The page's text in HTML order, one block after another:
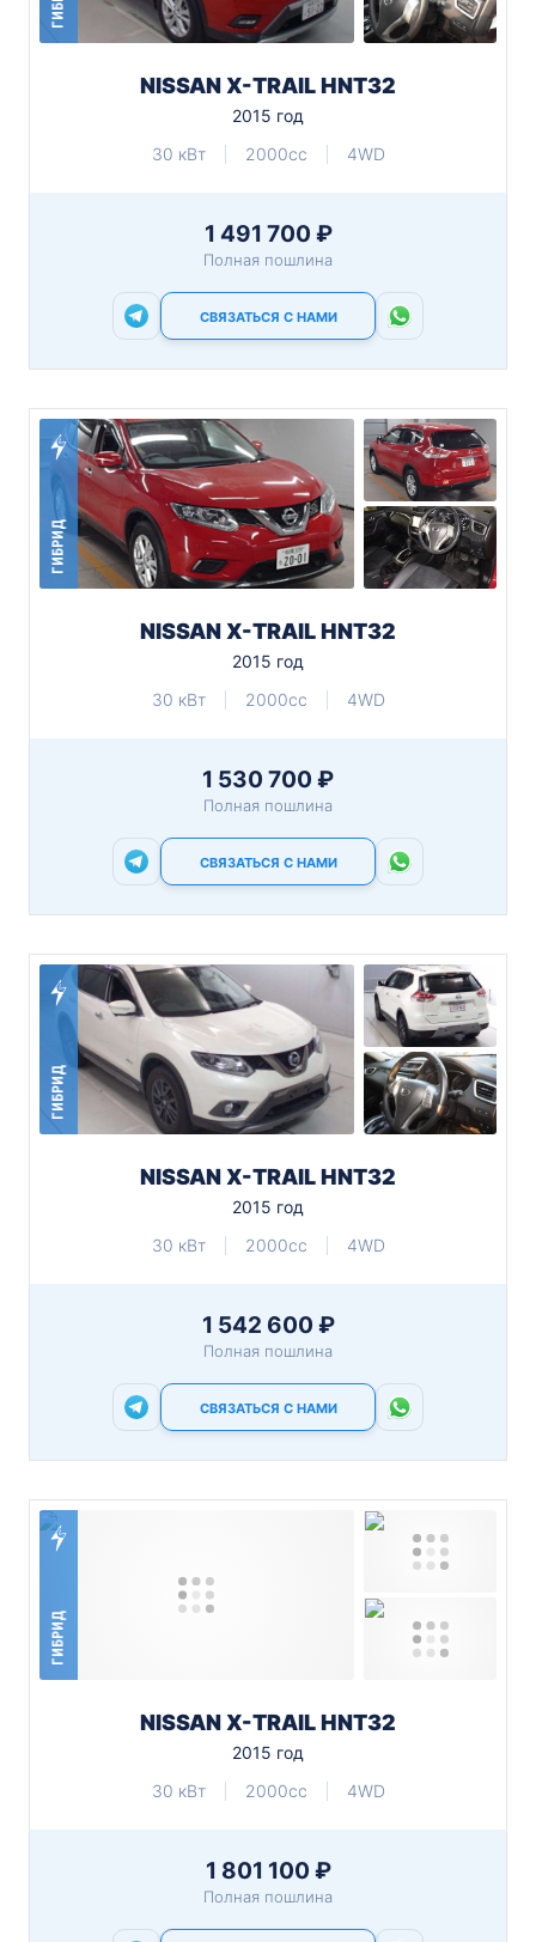
NISSAN X-TRAIL HNT32
2015 год
30 кВт
2000cc 4WD
1 491 700 ₽
Полная пошлина
СВЯЗАТЬСЯ С НАМИ
ГИБРИД
NISSAN X-TRAIL HNT32
2015 год
30 кВт
2000cc 4WD
1 530 700 ₽
Полная пошлина
СВЯЗАТЬСЯ С НАМИ
ГИБРИД
NISSAN X-TRAIL HNT32
2015 год
30 кВт
2000cc 4WD
1 542 600 ₽
Полная пошлина
СВЯЗАТЬСЯ С НАМИ
ГИБРИД
NISSAN X-TRAIL HNT32
2015 год
30 кВт
2000cc 4WD
1 801 100 ₽
Полная пошлина